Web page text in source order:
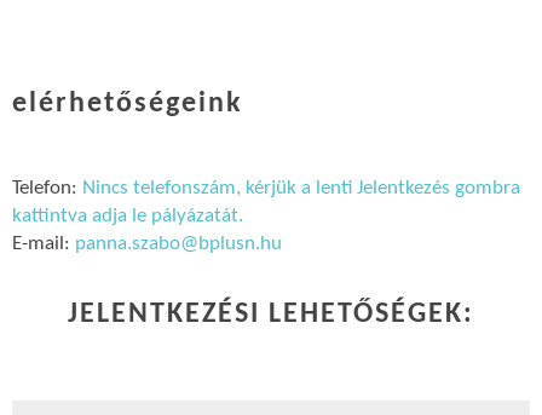
elérhetőségeink
Telefon: Nincs telefonszám, kérjük a lenti Jelentkezés gombra
kattintva adja le pályázatát.
E-mail: panna.szabo@bplusn.hu
JELENTKEZÉSI LEHETŐSÉGEK: